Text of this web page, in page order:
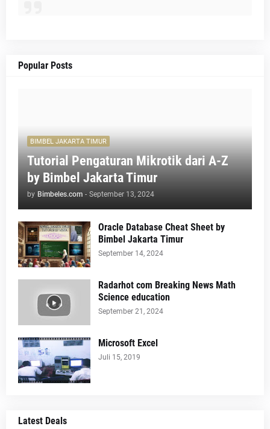
Popular Posts
BIMBEL JAKARTA TIMUR
Tutorial Pengaturan Mikrotik dari A-Z
by Bimbel Jakarta Timur
by Bimbeles.com - September 13, 2024
Oracle Database Cheat Sheet by
Bimbel Jakarta Timur
September 14, 2024
Radarhot com Breaking News Math
Science education
September 21, 2024
Microsoft Excel
Juli 15, 2019
Latest Deals